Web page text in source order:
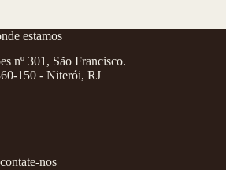
estamos
nº 301, São Francisco.
150 - Niterói, RJ
contate-nos